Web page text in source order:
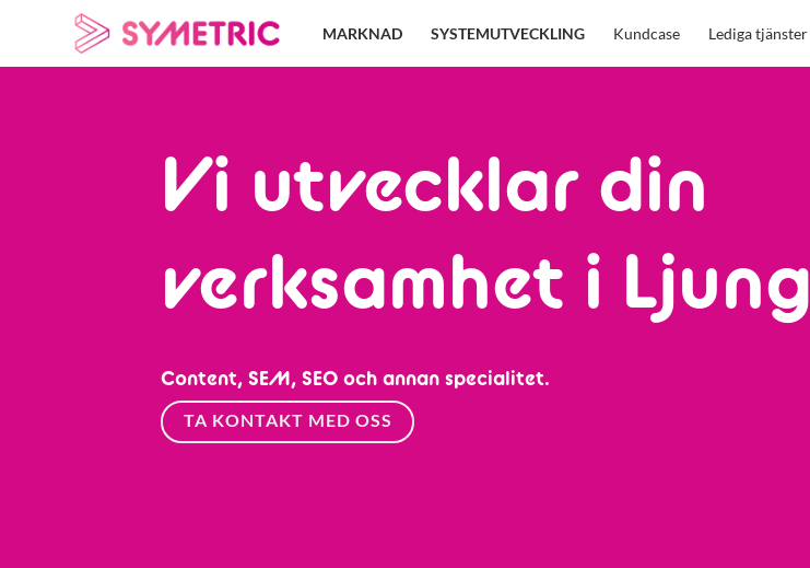
content
MARKNAD SYSTEMUTVECKLING Kundcase Lediga tjänster
Vi utvecklar din
verksamhet i Ljung
Content, SEM, SEO och annan specialitet.
TA KONTAKT MED OSS